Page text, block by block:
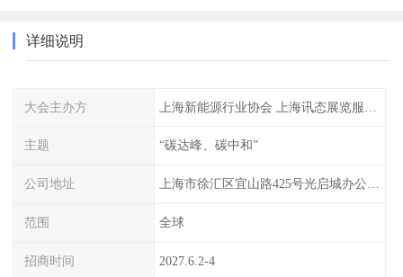
详细说明
大会主办方
主题 “碳达峰、碳中和”
公司地址 上海市徐汇区宜山路425号光启城办公楼905-907室
范围 全球
招商时间 2027.6.2-4